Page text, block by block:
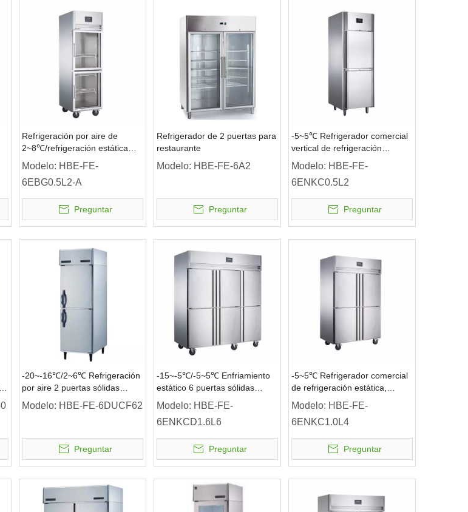
Refrigeración por aire de
2~8℃/refrigeración estática
Refrigerador vertical de 2
puertas de vidrio Refrigerador
comercial
Modelo: HBE-FE-
6EBG0.5L2-A
Preguntar
Refrigerador de 2 puertas para
restaurante
Modelo: HBE-FE-6A2
Preguntar
-5~5℃ Refrigerador comercial
vertical de refrigeración
estática de 2 puertas sólidas
Modelo: HBE-FE-
6ENKC0.5L2
Preguntar
-20~-16℃/2~6℃ Refrigeración
por aire 2 puertas sólidas
Refrigerador vertical de doble
temperatura Refrigerador
Modelo: HBE-FE-6DUCF62
Preguntar
-15~-5℃/-5~5℃ Enfriamiento
estático 6 puertas sólidas
Refrigerador vertical de doble
temperatura Refrigerador
comercial
Modelo: HBE-FE-
6ENKCD1.6L6
Preguntar
-5~5℃ Refrigerador comercial
de refrigeración estática,
refrigerador vertical de 4
puertas sólidas
Modelo: HBE-FE-
6ENKC1.0L4
Preguntar